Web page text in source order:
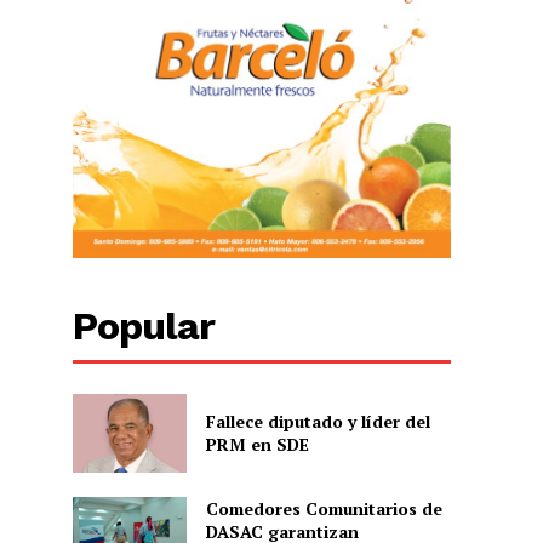
Popular
Fallece diputado y líder del
PRM en SDE
Comedores Comunitarios de
DASAC garantizan